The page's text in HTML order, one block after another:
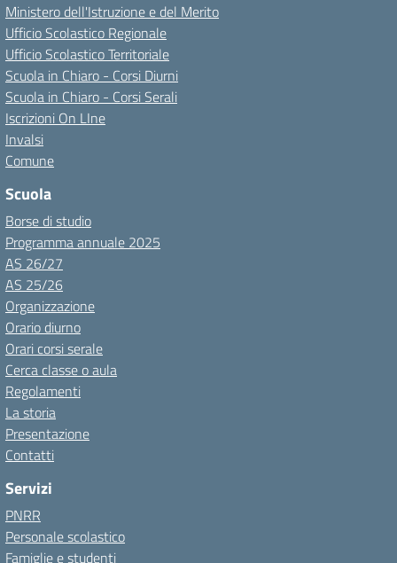
Ministero dell'Istruzione e del Merito
Ufficio Scolastico Regionale
Ufficio Scolastico Territoriale
Scuola in Chiaro - Corsi Diurni
Scuola in Chiaro - Corsi Serali
Iscrizioni On LIne
Invalsi
Comune
Scuola
Borse di studio
Programma annuale 2025
AS 26/27
AS 25/26
Organizzazione
Orario diurno
Orari corsi serale
Cerca classe o aula
Regolamenti
La storia
Presentazione
Contatti
Servizi
PNRR
Personale scolastico
Famiglie e studenti